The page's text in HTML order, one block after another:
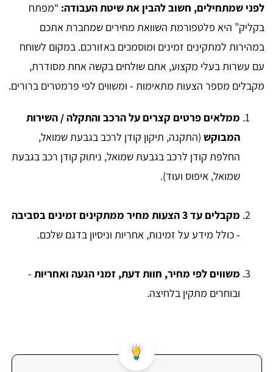
לפני שמתחילים, חשוב להבין את שיטת העבודה: “מפתח
בקליק” היא פלטפורמת השוואת מחירים שמחברת אתכם
במהירות למתקינים זמינים ומוסמכים באזורכם. במקום לשוחח
עם עשרות בעלי מקצוע, אתם שולחים בקשה אחת מסודרת,
מקבלים מספר הצעות מתאימות - ומשווים לפי פרמטרים ברורים.
ממלאים פרטים קצרים על הרכב והתקלה / השירות
המבוקש (התקנה, תיקון קודן לרכב בגבעת שמואל,
החלפת קודן לרכב בגבעת שמואל, ניתוק קודן רכב בגבעת
שמואל, איפוס ועוד).
מקבלים עד 3 הצעות מחיר ממתקינים זמינים בסביבה
- כולל מידע על זמינות, אחריות וניסיון בדגם שלכם.
משווים לפי מחיר, חוות דעת, זמני הגעה ואחריות -
ובוחרים מתקין בלחיצה.